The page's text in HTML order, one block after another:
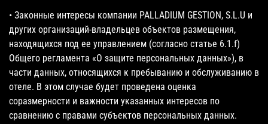
• Законные интересы компании PALLADIUM GESTION, S.L.U и
других организаций-владельцев объектов размещения,
находящихся под ее управлением (согласно статье 6.1.f)
Общего регламента «О защите персональных данных»), в
части данных, относящихся к пребыванию и обслуживанию в
отеле. В этом случае будет проведена оценка
соразмерности и важности указанных интересов по
сравнению с правами субъектов персональных данных.